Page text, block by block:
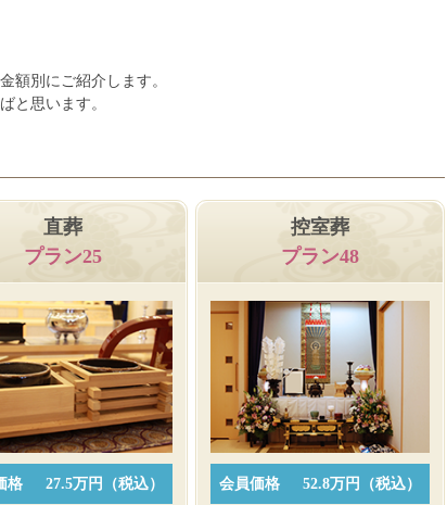
額別にご紹介します。
と思います。
直葬
プラン25
格 27.5万円（税込）
控室葬
プラン48
会員価格 52.8万円（税込）